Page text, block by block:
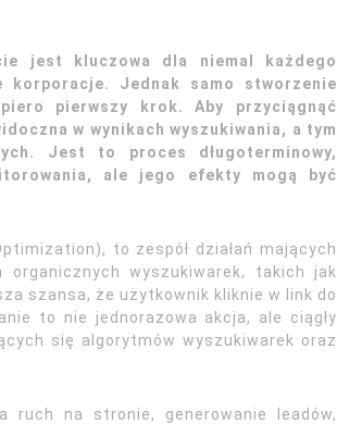
jest kluczowa dla niemal każdego
korporacje. Jednak samo stworzenie
pierwszy krok. Aby przyciągnąć
w wynikach wyszukiwania, a tym
Jest to proces długoterminowy,
ale jego efekty mogą być
to zespół działań mających
wyszukiwarek, takich jak
szansa, że użytkownik kliknie w link do
to nie jednorazowa akcja, ale ciągły
się algorytmów wyszukiwarek oraz
ruch na stronie, generowanie leadów,